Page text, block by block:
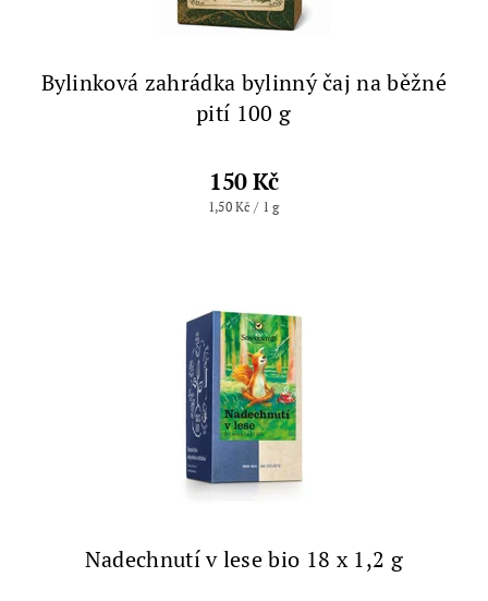
Bylinková zahrádka bylinný čaj na běžné
pití 100 g
150 Kč
1,50 Kč / 1 g
Nadechnutí v lese bio 18 x 1,2 g